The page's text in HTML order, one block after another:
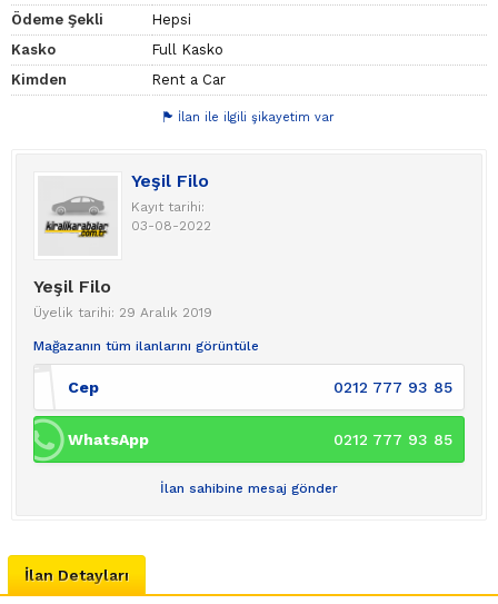
Ödeme Şekli
Hepsi
Kasko
Full Kasko
Kimden
Rent a Car
İlan ile ilgili şikayetim var
Yeşil Filo
Kayıt tarihi:
03-08-2022
Yeşil Filo
Üyelik tarihi: 29 Aralık 2019
Mağazanın tüm ilanlarını görüntüle
Cep 0212 777 93 85
WhatsApp 0212 777 93 85
İlan sahibine mesaj gönder
İlan Detayları